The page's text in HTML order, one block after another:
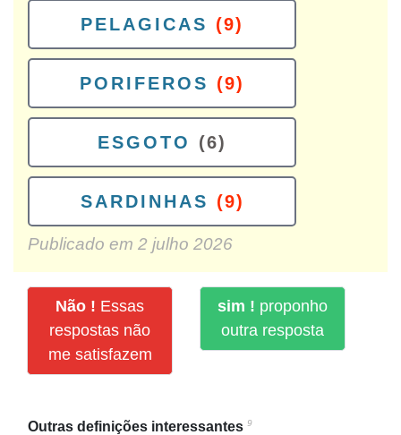
PELAGICAS (9)
PORIFEROS (9)
ESGOTO (6)
SARDINHAS (9)
Publicado em 2 julho 2026
Não ! Essas
respostas não
me satisfazem
sim ! proponho
outra resposta
Outras definições interessantes 9